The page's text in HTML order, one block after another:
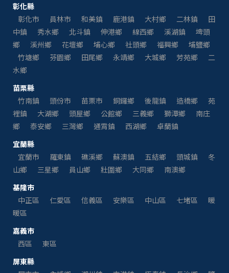
彰化縣
彰化市
員林市 和美鎮 鹿港鎮 大村鄉 二林鎮
田
中鎮
秀水鄉 北斗鎮 伸港鄉 線西鄉 溪湖鎮
埤頭
鄉
溪州鄉 花壇鄉 埔心鄉 社頭鄉 福興鄉
埔鹽鄉
竹塘鄉
芬園鄉 田尾鄉 永靖鄉 大城鄉 芳苑鄉
二
水鄉
苗栗縣
竹南鎮
頭份市 苗栗市 銅鑼鄉 後龍鎮 造橋鄉
苑
裡鎮
大湖鄉 頭屋鄉 公館鄉 三義鄉 獅潭鄉
南庄
鄉
泰安鄉 三灣鄉 通霄鎮 西湖鄉
卓蘭鎮
宜蘭縣
宜蘭市
羅東鎮 礁溪鄉 蘇澳鎮 五結鄉 頭城鎮
冬
山鄉
三星鄉 員山鄉 壯圍鄉 大同鄉
南澳鄉
基隆市
中正區
仁愛區 信義區 安樂區 中山區 七堵區
暖
暖區
嘉義市
西區
東區
屏東縣